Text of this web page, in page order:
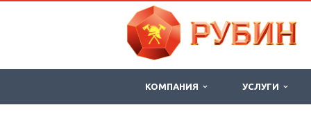
КОМПАНИЯ УСЛУГИ